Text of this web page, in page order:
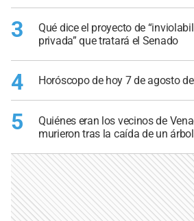
3
Qué dice el proyecto de
privada” que tratará el Senado
4 Horóscopo de hoy 7 de agosto
5
Quiénes eran los vecinos de
murieron tras la caída de un